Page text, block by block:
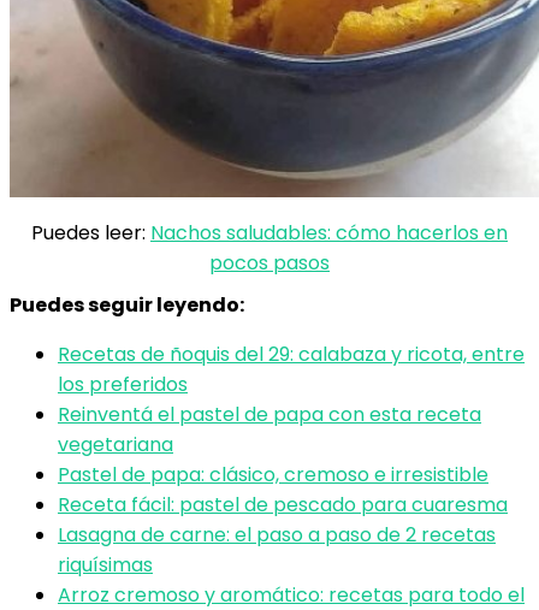
Puedes leer: Nachos saludables: cómo hacerlos en
pocos pasos
Puedes seguir leyendo:
Recetas de ñoquis del 29: calabaza y ricota, entre
los preferidos
Reinventá el pastel de papa con esta receta
vegetariana
Pastel de papa: clásico, cremoso e irresistible
Receta fácil: pastel de pescado para cuaresma
Lasagna de carne: el paso a paso de 2 recetas
riquísimas
Arroz cremoso y aromático: recetas para todo el